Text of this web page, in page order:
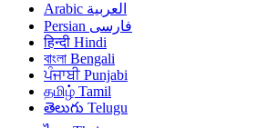
العربية Arabic
فارسی Persian
हिन्दी Hindi
বাংলা Bengali
ਪੰਜਾਬੀ Punjabi
தமிழ் Tamil
తెలుగు Telugu